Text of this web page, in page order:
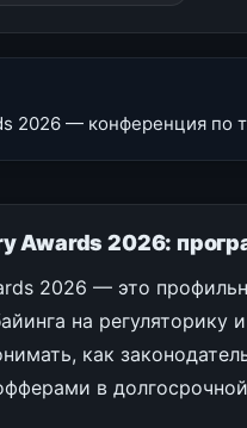
2026 — конференция по
Awards 2026:
2026 — это
на регуляторику
как
в